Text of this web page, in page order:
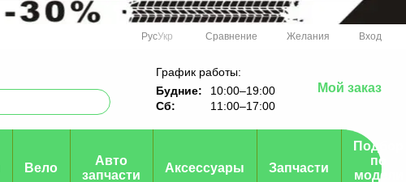
РусУкр Сравнение Желания Вход
График работы:
Будние:
10:00–19:00
Сб:
11:00–17:00
Мой заказ
Вело
Авто
запчасти
Аксессуары Запчасти
Подбор
по
модели